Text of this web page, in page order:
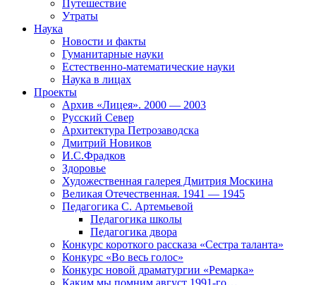
Путешествие
Утраты
Наука
Новости и факты
Гуманитарные науки
Естественно-математические науки
Наука в лицах
Проекты
Архив «Лицея». 2000 — 2003
Русский Север
Архитектура Петрозаводска
Дмитрий Новиков
И.С.Фрадков
Здоровье
Художественная галерея Дмитрия Москина
Великая Отечественная. 1941 — 1945
Педагогика С. Артемьевой
Педагогика школы
Педагогика двора
Конкурс короткого рассказа «Сестра таланта»
Конкурс «Во весь голос»
Конкурс новой драматургии «Ремарка»